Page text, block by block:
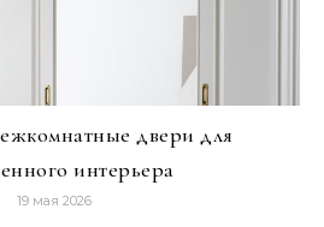
двери для
интерьера
19 мая 2026